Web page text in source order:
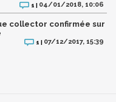
1 | 04/01/2018, 10:06
collector confirmée sur
1 | 07/12/2017, 15:39